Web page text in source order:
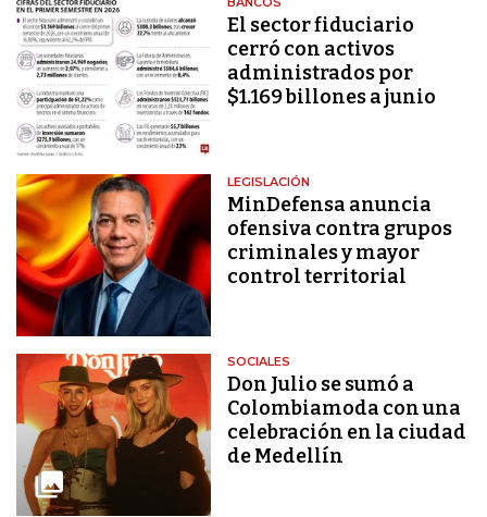
El sector fiduciario
cerró con activos
administrados por
$1.169 billones a junio
LEGISLACIÓN
MinDefensa anuncia
ofensiva contra grupos
criminales y mayor
control territorial
SOCIALES
Don Julio se sumó a
Colombiamoda con una
celebración en la ciudad
de Medellín